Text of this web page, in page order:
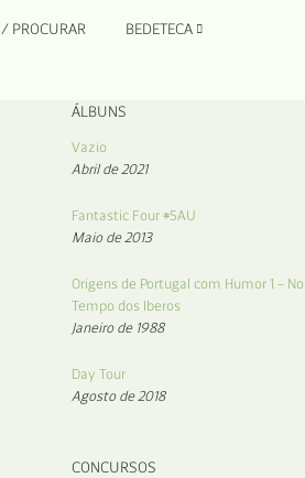
/ PROCURAR BEDETECA
ÁLBUNS
Vazio
Abril de 2021
Fantastic Four #5AU
Maio de 2013
Origens de Portugal com Humor 1 – No
Tempo dos Iberos
Janeiro de 1988
Day Tour
Agosto de 2018
CONCURSOS